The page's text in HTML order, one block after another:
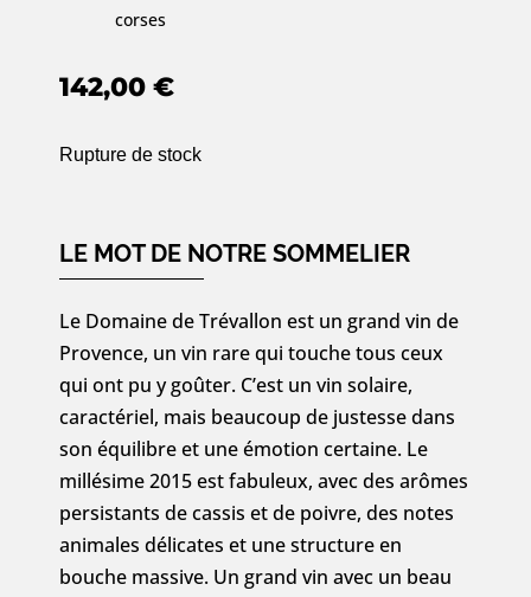
corses
142,00 €
Rupture de stock
LE MOT DE NOTRE SOMMELIER
Le Domaine de Trévallon est un grand vin de
Provence, un vin rare qui touche tous ceux
qui ont pu y goûter. C’est un vin solaire,
caractériel, mais beaucoup de justesse dans
son équilibre et une émotion certaine. Le
millésime 2015 est fabuleux, avec des arômes
persistants de cassis et de poivre, des notes
animales délicates et une structure en
bouche massive. Un grand vin avec un beau